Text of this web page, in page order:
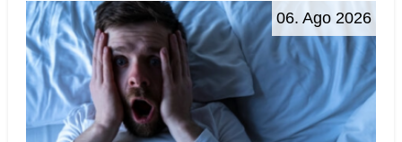
06. Ago 2026